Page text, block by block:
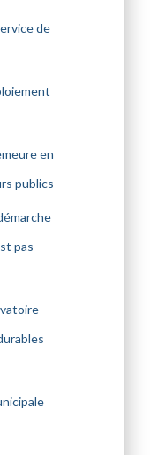
de
en
publics
pas